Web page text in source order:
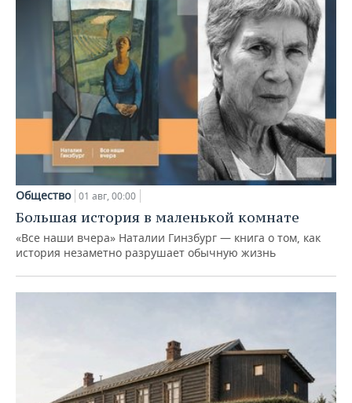
Общество 01 авг, 00:00
Большая история в маленькой комнате
«Все наши вчера» Наталии Гинзбург — книга о том, как
история незаметно разрушает обычную жизнь